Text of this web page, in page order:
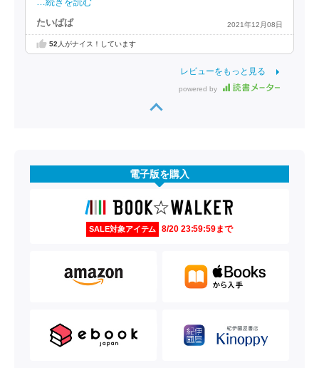
たいぱぱ 2021年12月08日
52人がナイス！しています
レビューをもっと見る
powered by
電子版を購入
SALE対象アイテム 8/20 23:59:59まで